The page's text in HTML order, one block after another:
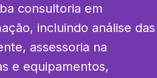
consultoria em
incluindo análise das
assessoria na
e equipamentos,